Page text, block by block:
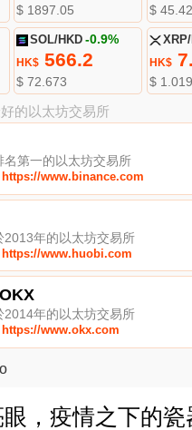
$ 1897.05 $ 45.42
SOL/HKD -0.9%
HK$ 566.2
$ 72.673
HK$
$ 1.019
的以太坊交易所
名第一的以太坊交易所
https://www.binance.com
2013年的以太坊交易所
https://www.huobi.com
2014年的以太坊交易所
https://www.okx.com
，疫情之下的瓷